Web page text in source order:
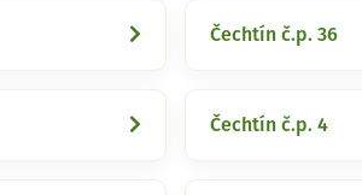
Čechtín č.p. 36
Čechtín č.p. 4